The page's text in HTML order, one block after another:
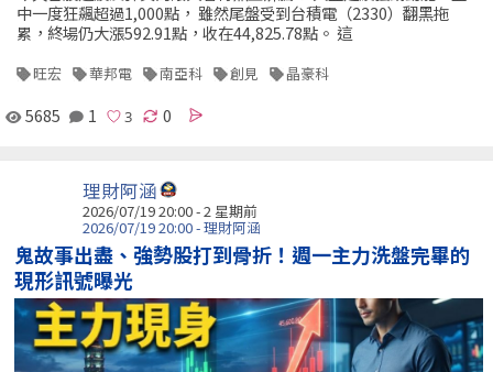
中一度狂飆超過1,000點， 雖然尾盤受到台積電（2330）翻黑拖
累，終場仍大漲592.91點，收在44,825.78點。 這
旺宏 華邦電 南亞科 創見 晶豪科
5685 1 0
理財阿涵
2026/07/19 20:00 - 2 星期前
2026/07/19 20:00 - 理財阿涵
鬼故事出盡、強勢股打到骨折！週一主力洗盤完畢的
現形訊號曝光